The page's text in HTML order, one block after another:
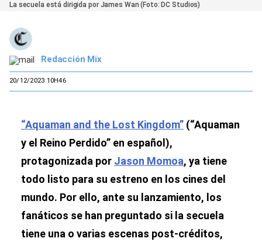
La secuela está dirigida por James Wan (Foto: DC Studios)
Redacción Mix
20/12/2023 10H46
“Aquaman and the Lost Kingdom” (“Aquaman
y el Reino Perdido” en español),
protagonizada por Jason Momoa, ya tiene
todo listo para su estreno en los cines del
mundo. Por ello, ante su lanzamiento, los
fanáticos se han preguntado si la secuela
tiene una o varias escenas post-créditos,